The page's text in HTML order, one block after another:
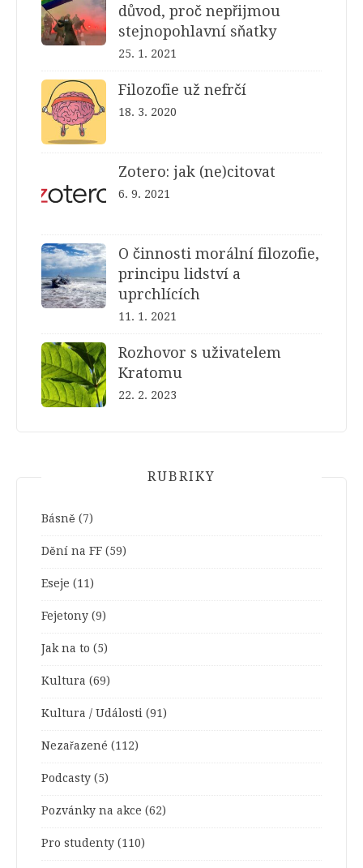
důvod, proč nepřijmou
stejnopohlavní sňatky
25. 1. 2021
Filozofie už nefrčí
18. 3. 2020
Zotero: jak (ne)citovat
6. 9. 2021
O činnosti morální filozofie,
principu lidství a
uprchlících
11. 1. 2021
Rozhovor s uživatelem
Kratomu
22. 2. 2023
RUBRIKY
Básně (7)
Dění na FF (59)
Eseje (11)
Fejetony (9)
Jak na to (5)
Kultura (69)
Kultura / Události (91)
Nezařazené (112)
Podcasty (5)
Pozvánky na akce (62)
Pro studenty (110)